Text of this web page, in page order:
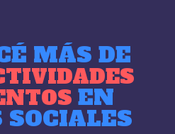
MÁS DE
EN
SOCIALES